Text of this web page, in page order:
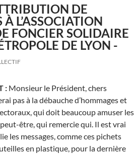
DE
L’ASSOCIATION
FONCIER SOLIDAIRE
DE LYON -
: Monsieur le Président, chers
pas à la débauche d’hommages et
qui doit beaucoup amuser les
être, qui remercie qui. Il est vrai
les messages, comme ces pichets
en plastique, pour la dernière